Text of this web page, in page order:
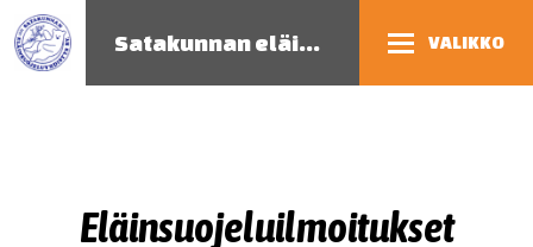
Satakunnan eläinsuojeluyhdistys VALIKKO
Eläinsuojeluilmoitukset